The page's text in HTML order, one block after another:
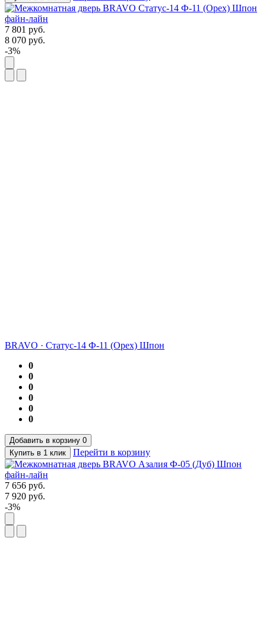
7 801 руб.
8 070 руб.
-3%
BRAVO · Статус-14 Ф-11 (Орех) Шпон
0
0
0
0
0
0
Добавить в корзину 0
Купить в 1 клик
Перейти в корзину
7 656 руб.
7 920 руб.
-3%